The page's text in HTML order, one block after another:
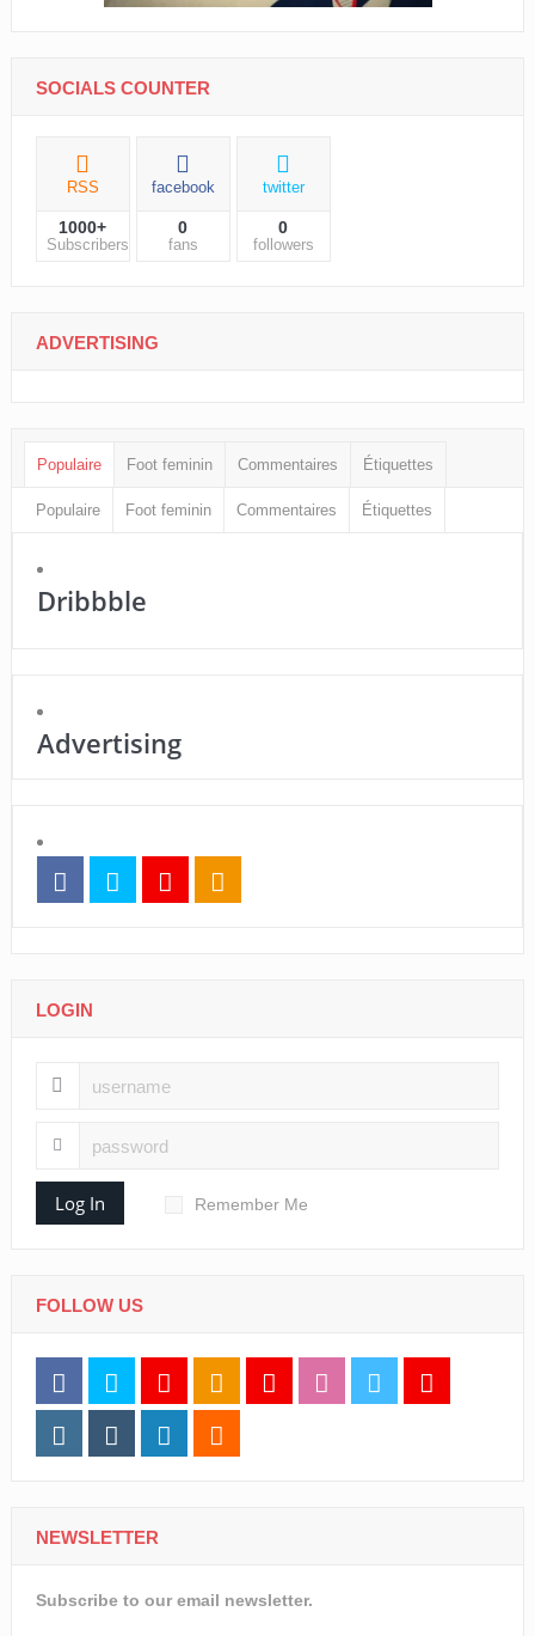
SOCIALS COUNTER
RSS
1000+
Subscribers
facebook
0
fans
twitter
0
followers
ADVERTISING
Populaire Foot feminin Commentaires Étiquettes
Populaire Foot feminin Commentaires Étiquettes
Dribbble
Advertising
LOGIN
Log In Remember Me
FOLLOW US
NEWSLETTER
Subscribe to our email newsletter.